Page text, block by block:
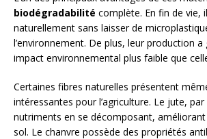
biodégradabilité complète. En fin de vie,
naturellement sans laisser de
l’environnement. De plus, leur production
impact environnemental plus faible que
Certaines fibres naturelles présentent
intéressantes pour l’agriculture. Le jute,
nutriments en se décomposant,
sol. Le chanvre possède des propriétés